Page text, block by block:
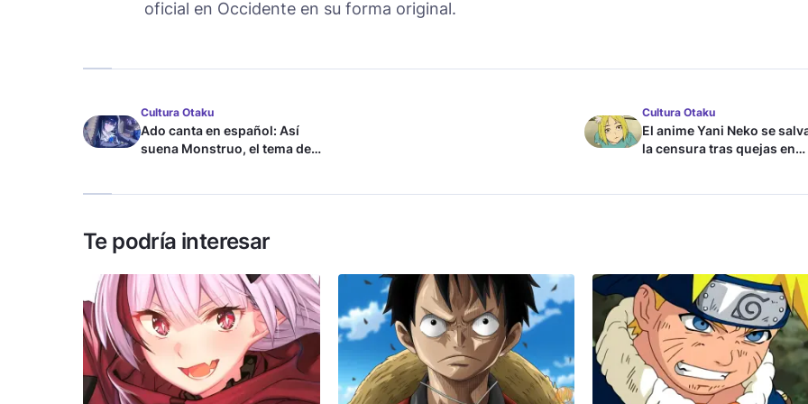
oficial en Occidente en su forma original.
Cultura Otaku
Ado canta en español: Así
suena Monstruo, el tema de
Cultura Otaku
El anime Yani Neko se
la censura tras quejas en
Te podría interesar